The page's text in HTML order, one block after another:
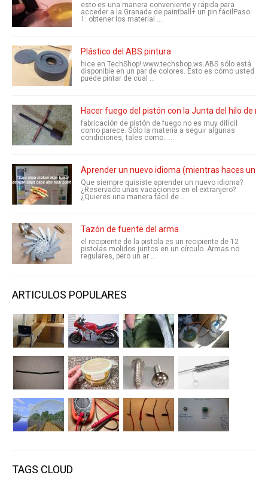
esto es una manera conveniente y rápida para
acceder a la Granada de paintball+ un pin fácilPaso
1: obtener los material ...
Plástico del ABS pintura
hice en TechShop! www.techshop.ws.ABS sólo está
disponible en un par de colores. Esto es cómo usted
puede pintar de cual ...
Hacer fuego del pistón con la Junta del hilo de
fabricación de pistón de fuego no es muy difícil
como parece. Sólo la materia a seguir algunas
condiciones, tales como.. ...
Aprender un nuevo idioma (mientras haces un
Que siempre quisiste aprender un nuevo idioma?
¿Reservado unas vacaciones en el extranjero?
¿Quieres una manera fácil de ...
Tazón de fuente del arma
el recipiente de la pistola es un recipiente de 12
pistolas molidos juntos en un círculo. Armas no
regulares, pero un ar ...
ARTICULOS POPULARES
TAGS CLOUD